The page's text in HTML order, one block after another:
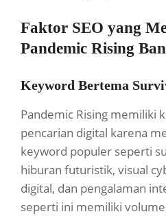
Faktor SEO yang
Pandemic Rising
Keyword Bertema
Pandemic Rising memiliki
pencarian digital karena
keyword populer seperti
hiburan futuristik, visual
digital, dan pengalaman
seperti ini memiliki